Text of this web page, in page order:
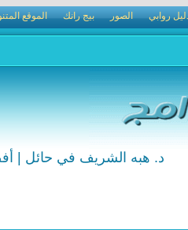
روابي الصور بيج رانك الموقع
د. هبه الشريف في حائل |